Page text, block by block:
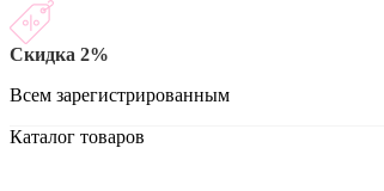
Скидка 2%
Всем зарегистрированным
Каталог товаров